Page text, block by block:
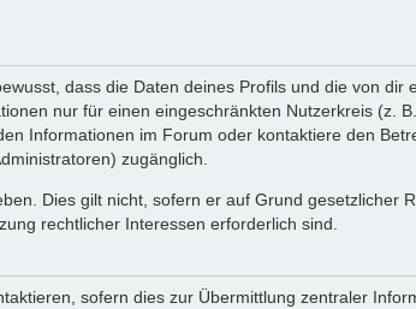
dass die Daten deines Profils und die von dir
nur für einen eingeschränkten Nutzerkreis (z.
Informationen im Forum oder kontaktiere den
zugänglich.
Dies gilt nicht, sofern er auf Grund gesetzlicher
rechtlicher Interessen erforderlich sind.
sofern dies zur Übermittlung zentraler